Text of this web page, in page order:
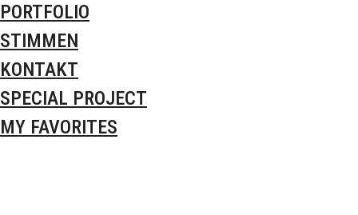
PORTFOLIO
STIMMEN
KONTAKT
SPECIAL PROJECT
MY FAVORITES